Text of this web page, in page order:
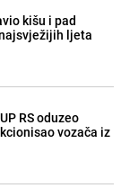
kišu i pad
ljeta
RS oduzeo
vozača iz